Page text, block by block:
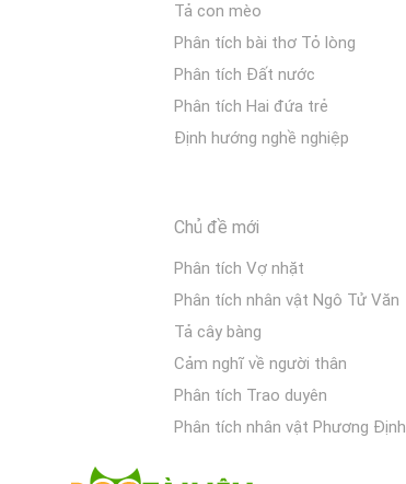
Tả con mèo
Phân tích bài thơ Tỏ lòng
Phân tích Đất nước
Phân tích Hai đứa trẻ
Định hướng nghề nghiệp
Chủ đề mới
Phân tích Vợ nhặt
Phân tích nhân vật Ngô Tử Văn
Tả cây bàng
Cảm nghĩ về người thân
Phân tích Trao duyên
Phân tích nhân vật Phương Định